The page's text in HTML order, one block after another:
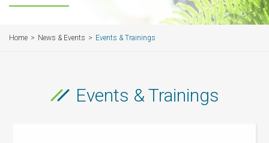
Home News & Events Events & Trainings
Events & Trainings